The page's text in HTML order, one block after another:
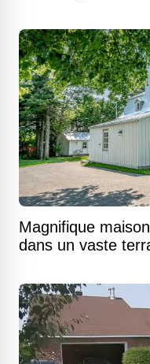
Magnifique
dans un vaste